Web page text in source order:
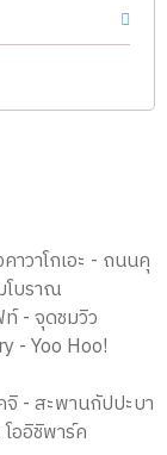
าวาโกเอะ - ถนนคุ
โบราณ
ท์ - จุดชมวิว
- Yoo Hoo!
- สะพานกัปปะบา
ออิชิพาร์ค